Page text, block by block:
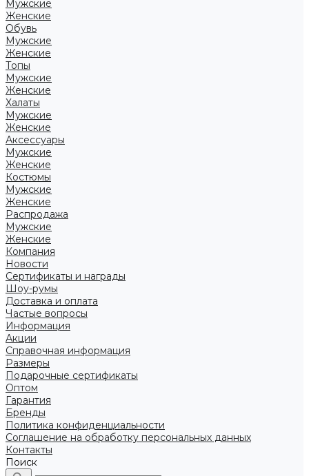
Мужские
Женские
Обувь
Мужские
Женские
Топы
Мужские
Женские
Халаты
Мужские
Женские
Аксессуары
Мужские
Женские
Костюмы
Мужские
Женские
Распродажа
Мужские
Женские
Компания
Новости
Сертификаты и награды
Шоу-румы
Доставка и оплата
Частые вопросы
Информация
Акции
Справочная информация
Размеры
Подарочные сертификаты
Оптом
Гарантия
Бренды
Политика конфиденциальности
Соглашение на обработку персональных данных
Контакты
Поиск